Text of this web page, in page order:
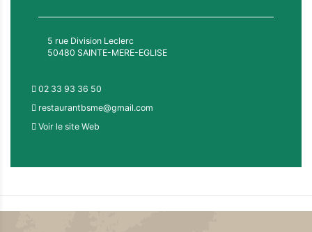
5 rue Division Leclerc
50480 SAINTE-MERE-EGLISE
02 33 93 36 50
restaurantbsme@gmail.com
Voir le site Web